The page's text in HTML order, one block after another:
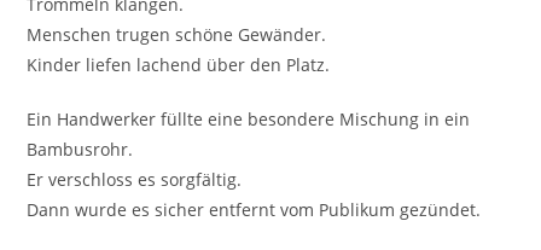
Menschen trugen schöne Gewänder.
Kinder liefen lachend über den Platz.
Ein Handwerker füllte eine besondere Mischung in ein
Bambusrohr.
Er verschloss es sorgfältig.
Dann wurde es sicher entfernt vom Publikum gezündet.